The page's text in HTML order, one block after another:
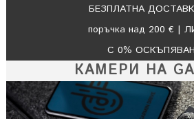
БЕЗПЛАТНА
поръчка над 200 € |
С 0%
КАМЕРИ НА